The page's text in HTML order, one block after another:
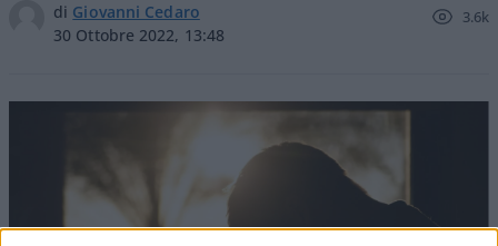
di Giovanni Cedaro
30 Ottobre 2022, 13:48
3.6k